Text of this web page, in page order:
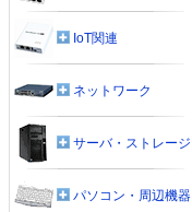
IoT関連
ネットワーク
サーバ・ストレージ
パソコン・周辺機器